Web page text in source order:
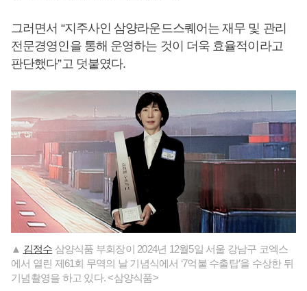
그러면서 “지주사인 삼양라운드스퀘어는 재무 및 관리
전문경영인을 통해 운영하는 것이 더욱 효율적이라고
판단했다”고 덧붙였다.
▲ 김정수 삼양식품 부회장이 2024년 12월5일 서울 강남구 코엑스
에서 열린 제61회 무역의 날 기념식에서 ‘7억불 수출탑’을 수상한 뒤
기념촬영을 하고 있다. <삼양식품>